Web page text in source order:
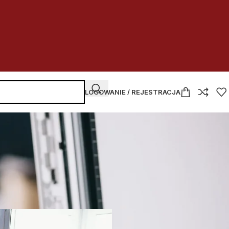
LOGOWANIE / REJESTRACJA